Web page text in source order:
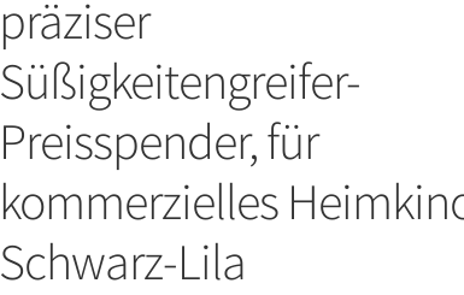
präziser
Süßigkeitengreifer-
Preisspender, für
kommerzielles
Schwarz-Lila